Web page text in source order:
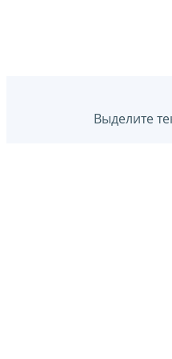
Выделите